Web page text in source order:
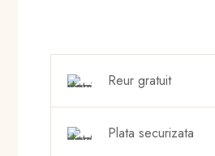
din
Milion
cod
050
Reur gratuit
Plata securizata